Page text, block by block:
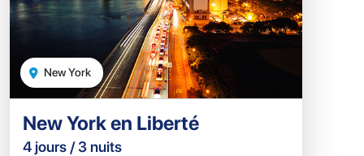
New York
New York en Liberté
4 jours / 3 nuits